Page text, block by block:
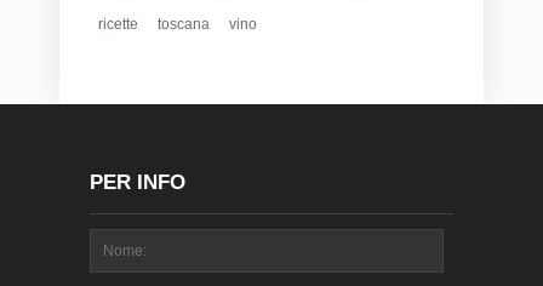
ricette toscana vino
PER INFO